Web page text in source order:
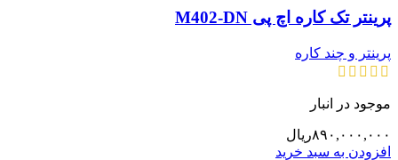
پرینتر تک کاره اچ پی M402-DN
پرینتر و چند کاره
موجود در انبار
۸۹۰,۰۰۰,۰۰۰ریال
افزودن به سبد خرید